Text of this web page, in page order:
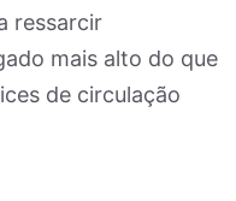
ressarcir
mais alto do que
de circulação